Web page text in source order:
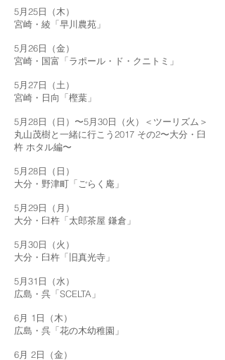
5月25日（木）
宮崎・綾「早川農苑」
5月26日（金）
宮崎・国富「ラポール・ド・クニトミ」
5月27日（土）
宮崎・日向「樫葉」
5月28日（日）〜5月30日（火）＜ツーリズム＞
丸山茂樹と一緒に行こう2017 その2〜大分・臼
杵 ホタル編〜
5月28日（日）
大分・野津町「ごらく庵」
5月29日（月）
大分・臼杵「太郎茶屋 鎌倉」
5月30日（火）
大分・臼杵「旧真光寺」
5月31日（水）
広島・呉「SCELTA」
6月 1日（木）
広島・呉「花の木幼稚園」
6月 2日（金）